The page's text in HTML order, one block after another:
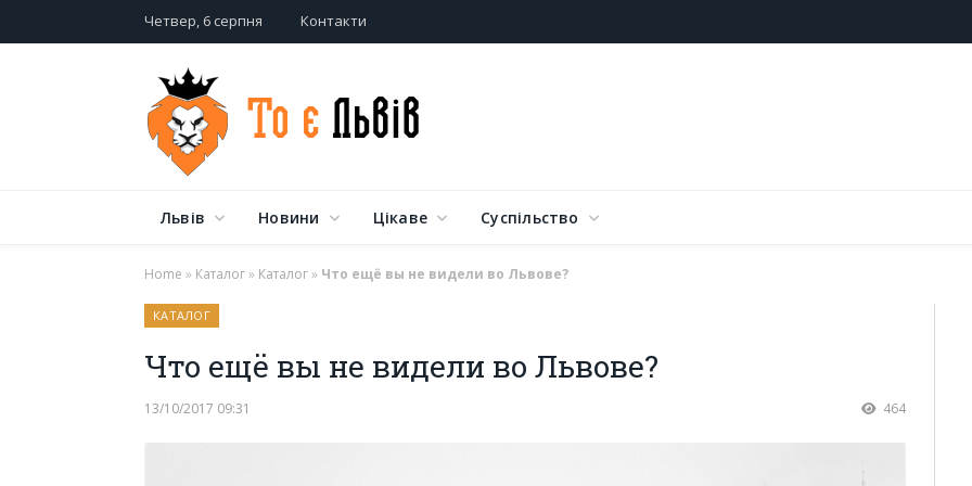
Четвер, 6 серпня Контакти
Львів Новини Цікаве Суспільство
Home » Каталог» Каталог» Что ещё вы не видели во Львове?
КАТАЛОГ
Что ещё вы не видели во Львове?
13/10/2017 09:31 464